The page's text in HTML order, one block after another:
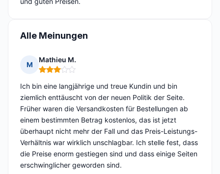
Alle Meinungen
M
Mathieu M.
Hinweis: 3 von 5
Ich bin eine langjährige und treue Kundin und bin
ziemlich enttäuscht von der neuen Politik der Seite.
Früher waren die Versandkosten für Bestellungen ab
einem bestimmten Betrag kostenlos, das ist jetzt
überhaupt nicht mehr der Fall und das Preis-Leistungs-
Verhältnis war wirklich unschlagbar. Ich stelle fest, dass
die Preise enorm gestiegen sind und dass einige Seiten
erschwinglicher geworden sind.